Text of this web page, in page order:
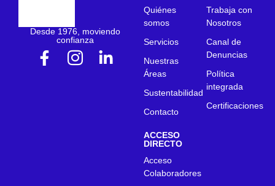
Desde 1976, moviendo
confianza
Quiénes
somos
Servicios
Nuestras
Áreas
Sustentabilidad
Contacto
Trabaja con
Nosotros
Canal de
Denuncias
Política
integrada
Certificaciones
ACCESO
DIRECTO
Acceso
Colaboradores